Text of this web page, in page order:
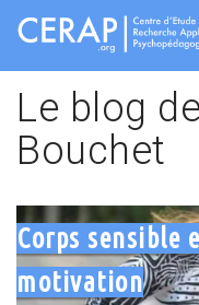
Aller
contenu
principal
Le blog
Bouchet
Corps sensible
motivation